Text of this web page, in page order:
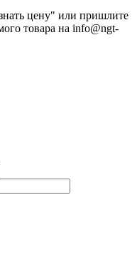
цену" или пришлите
товара на info@ngt-